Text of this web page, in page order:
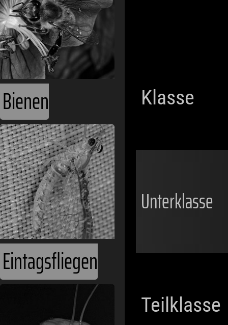
Bienen
Eintagsfliegen
Klasse
Unterklasse
Teilklasse